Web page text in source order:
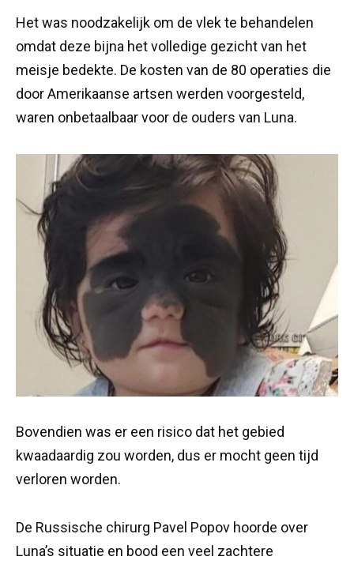
Het was noodzakelijk om de vlek te behandelen
omdat deze bijna het volledige gezicht van het
meisje bedekte. De kosten van de 80 operaties die
door Amerikaanse artsen werden voorgesteld,
waren onbetaalbaar voor de ouders van Luna.
Bovendien was er een risico dat het gebied
kwaadaardig zou worden, dus er mocht geen tijd
verloren worden.
De Russische chirurg Pavel Popov hoorde over
Luna’s situatie en bood een veel zachtere